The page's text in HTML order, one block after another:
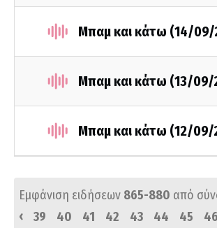
Μπαμ και κάτω (14/09/
Μπαμ και κάτω (13/09/
Μπαμ και κάτω (12/09/
Εμφάνιση ειδήσεων 865-880 από
‹
39 40 41 42 43 44 45 46